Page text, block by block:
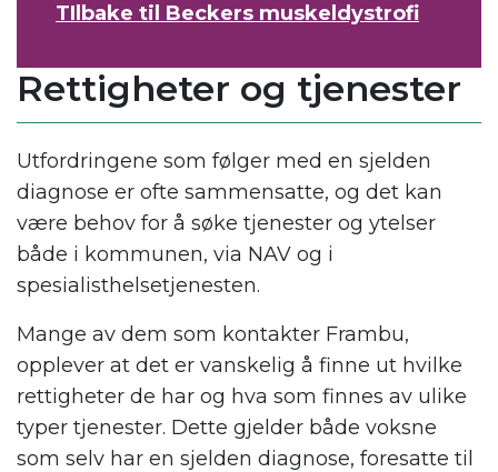
TIlbake til Beckers muskeldystrofi
Rettigheter og tjenester
Utfordringene som følger med en sjelden
diagnose er ofte sammensatte, og det kan
være behov for å søke tjenester og ytelser
både i kommunen, via NAV og i
spesialisthelsetjenesten.
Mange av dem som kontakter Frambu,
opplever at det er vanskelig å finne ut hvilke
rettigheter de har og hva som finnes av ulike
typer tjenester. Dette gjelder både voksne
som selv har en sjelden diagnose, foresatte til